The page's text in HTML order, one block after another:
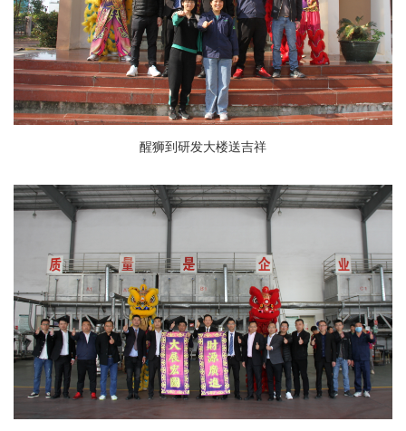
醒狮到研发大楼送吉祥